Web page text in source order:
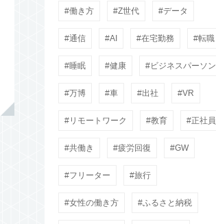
働き方 Z世代 データ
通信 AI 在宅勤務 転職
睡眠 健康 ビジネスパーソン
万博 車 出社 VR
リモートワーク 教育 正社員
共働き 疲労回復 GW
フリーター 旅行
女性の働き方 ふるさと納税